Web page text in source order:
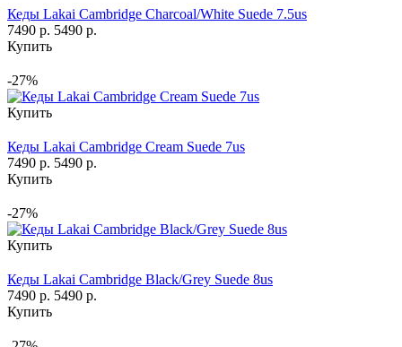
Кеды Lakai Cambridge Charcoal/White Suede 7.5us
7490 р. 5490 р.
Купить
-27%
Купить
Кеды Lakai Cambridge Cream Suede 7us
7490 р. 5490 р.
Купить
-27%
Купить
Кеды Lakai Cambridge Black/Grey Suede 8us
7490 р. 5490 р.
Купить